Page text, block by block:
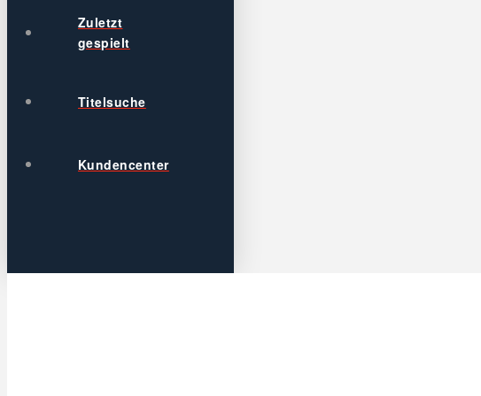
Zuletzt
gespielt
Titelsuche
Kundencenter